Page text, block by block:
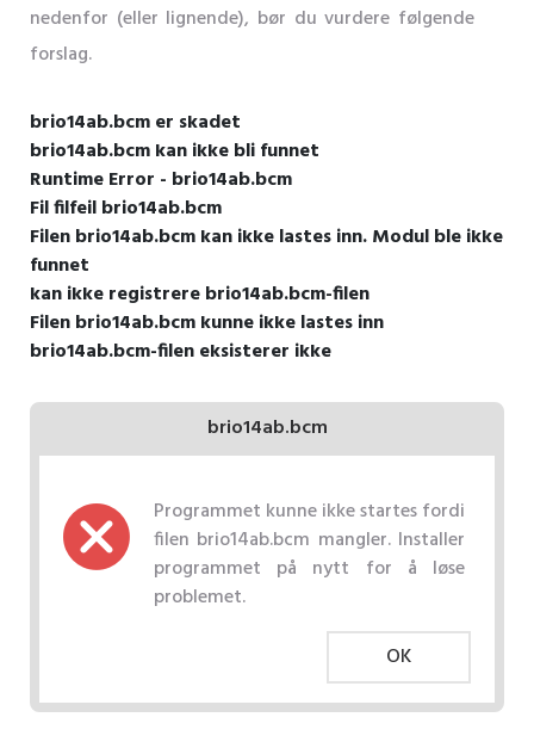
nedenfor (eller lignende), bør du vurdere følgende
forslag.
brio14ab.bcm er skadet
brio14ab.bcm kan ikke bli funnet
Runtime Error - brio14ab.bcm
Fil filfeil brio14ab.bcm
Filen brio14ab.bcm kan ikke lastes inn. Modul ble ikke
funnet
kan ikke registrere brio14ab.bcm-filen
Filen brio14ab.bcm kunne ikke lastes inn
brio14ab.bcm-filen eksisterer ikke
brio14ab.bcm
Programmet kunne ikke startes fordi
filen brio14ab.bcm mangler. Installer
programmet på nytt for å løse
problemet.
OK